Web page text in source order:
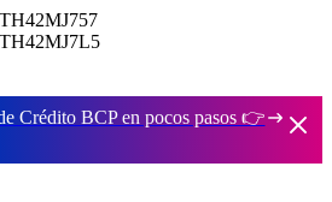
Crédito BCP en pocos pasos 👉